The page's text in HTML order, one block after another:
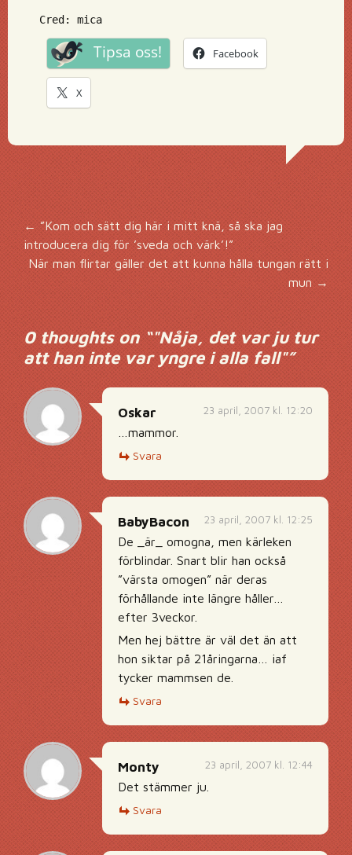
Cred: mica
Tipsa oss! Facebook
X
Inläggsnavigering
← ”Kom och sätt dig här i mitt knä, så ska jag
introducera dig för ’sveda och värk’!”
När man flirtar gäller det att kunna hålla tungan rätt i
mun→
0 thoughts on “"Nåja, det var ju tur
att han inte var yngre i alla fall"”
23 april, 2007 kl. 12:20
Oskar
…mammor.
Svara
23 april, 2007 kl. 12:25
BabyBacon
De _är_ omogna, men kärleken
förblindar. Snart blir han också
”värsta omogen” när deras
förhållande inte längre håller…
efter 3veckor.
Men hej bättre är väl det än att
hon siktar på 21åringarna… iaf
tycker mammsen de.
Svara
23 april, 2007 kl. 12:44
Monty
Det stämmer ju.
Svara